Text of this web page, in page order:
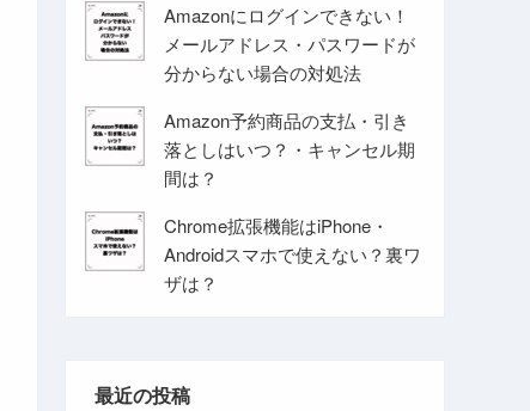
Amazonにログインできない！
メールアドレス・パスワードが
分からない場合の対処法
Amazon予約商品の支払・引き
落としはいつ？・キャンセル期
間は？
Chrome拡張機能はiPhone・
Androidスマホで使えない？裏ワ
ザは？
最近の投稿